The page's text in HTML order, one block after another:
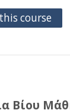
course
Βίου